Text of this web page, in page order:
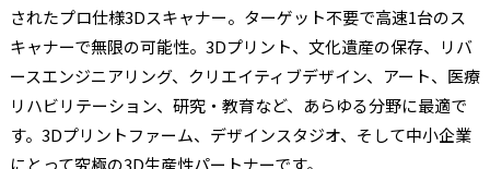
されたプロ仕様3Dスキャナー。ターゲット不要で高速1台のス
キャナーで無限の可能性。3Dプリント、文化遺産の保存、リバ
ースエンジニアリング、クリエイティブデザイン、アート、医療
リハビリテーション、研究・教育など、あらゆる分野に最適で
す。3Dプリントファーム、デザインスタジオ、そして中小企業
にとって究極の3D生産性パートナーです。